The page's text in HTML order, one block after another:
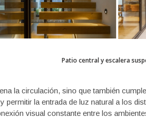
Patio central y escalera
la circulación, sino que también
permitir la entrada de luz natural a los
visual constante entre los